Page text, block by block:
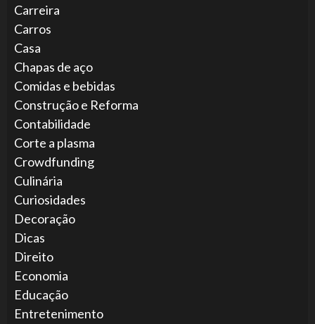
Carreira
Carros
Casa
Chapas de aço
Comidas e bebidas
Construção e Reforma
Contabilidade
Corte a plasma
Crowdfunding
Culinária
Curiosidades
Decoração
Dicas
Direito
Economia
Educação
Entretenimento